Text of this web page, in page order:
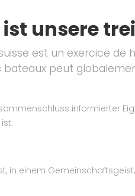
unsere
est un exercice de
peut
informierter
in einem